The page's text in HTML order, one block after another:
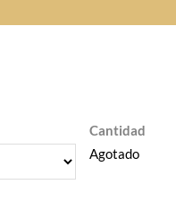
Cantidad
Agotado